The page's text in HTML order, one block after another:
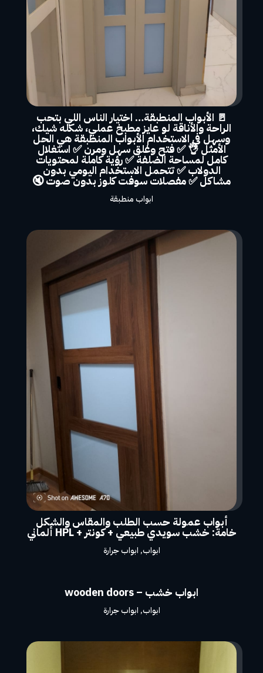
🚪 الأبواب المنطبقة… اختيار الناس اللي بتحب
الراحة والأناقة لو عايز مطبخ عملي، شكله شيك،
وسهل في الاستخدام الأبواب المنطبقة هي الحل
الأمثل 👌 ✅ فتح وغلق سهل ومرن ✅ استغلال
كامل لمساحة الضلفة ✅ رؤية كاملة لمحتويات
الدولاب ✅ تتحمل الاستخدام اليومي بدون
مشاكل ✅ مفصلات سوفت كلوز بدون صوت 🔇
ابواب منطبقة
أبواب عمولة حسب الطلب والمقاس والشكل
خامة: خشب سويدي طبيعي + كونتر + HPL ألماني
ابواب, ابواب جرارة
ابواب خشب – wooden doors
ابواب, ابواب جرارة